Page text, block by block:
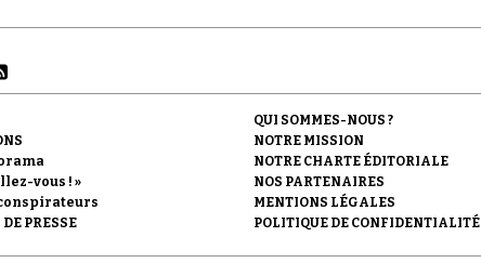
vous ! »
PRESSE
QUI SOMMES-NOUS ?
NOTRE MISSION
NOTRE CHARTE ÉDITORIALE
NOS PARTENAIRES
MENTIONS LÉGALES
POLITIQUE DE CONFIDENTIALITÉ